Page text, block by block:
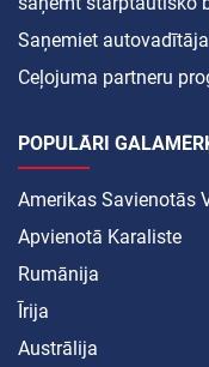
Saņemiet
Ceļojuma partneru
POPULĀRI
Amerikas Savienotās
Apvienotā Karaliste
Rumānija
Īrija
Austrālija